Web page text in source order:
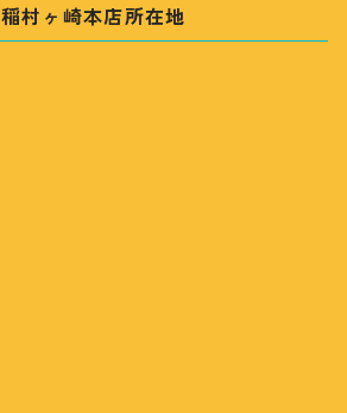
稲村ヶ崎本店所在地